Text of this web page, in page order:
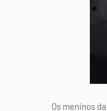
Os meninos